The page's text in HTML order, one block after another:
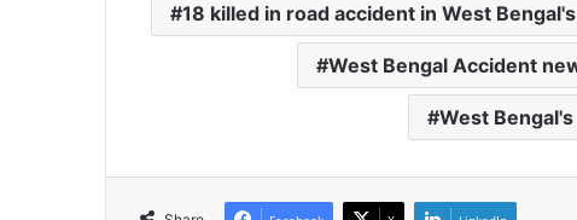
18 killed in road accident in West
West Bengal Accident
West